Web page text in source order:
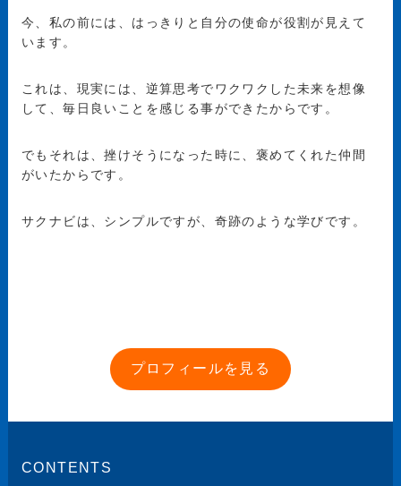
今、私の前には、はっきりと自分の使命が役割が見えて
います。
これは、現実には、逆算思考でワクワクした未来を想像
して、毎日良いことを感じる事ができたからです。
でもそれは、挫けそうになった時に、褒めてくれた仲間
がいたからです。
サクナビは、シンプルですが、奇跡のような学びです。
プロフィールを見る
CONTENTS